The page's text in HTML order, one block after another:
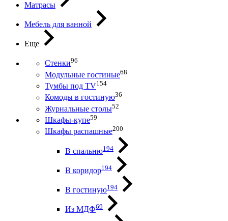
Матрасы
Мебель для ванной
Еще
Стенки96
Модульные гостиные68
Тумбы под ТV154
Комоды в гостиную36
Журнальные столы52
Шкафы-купе59
Шкафы распашные200
В спальню194
В коридор194
В гостиную194
Из МДФ69